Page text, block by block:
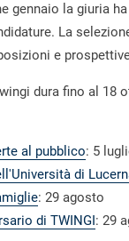
gennaio la giuria
La
e
dura fino al 18
al pubblico: 5
di
: 29 agosto
di TWINGI: 29